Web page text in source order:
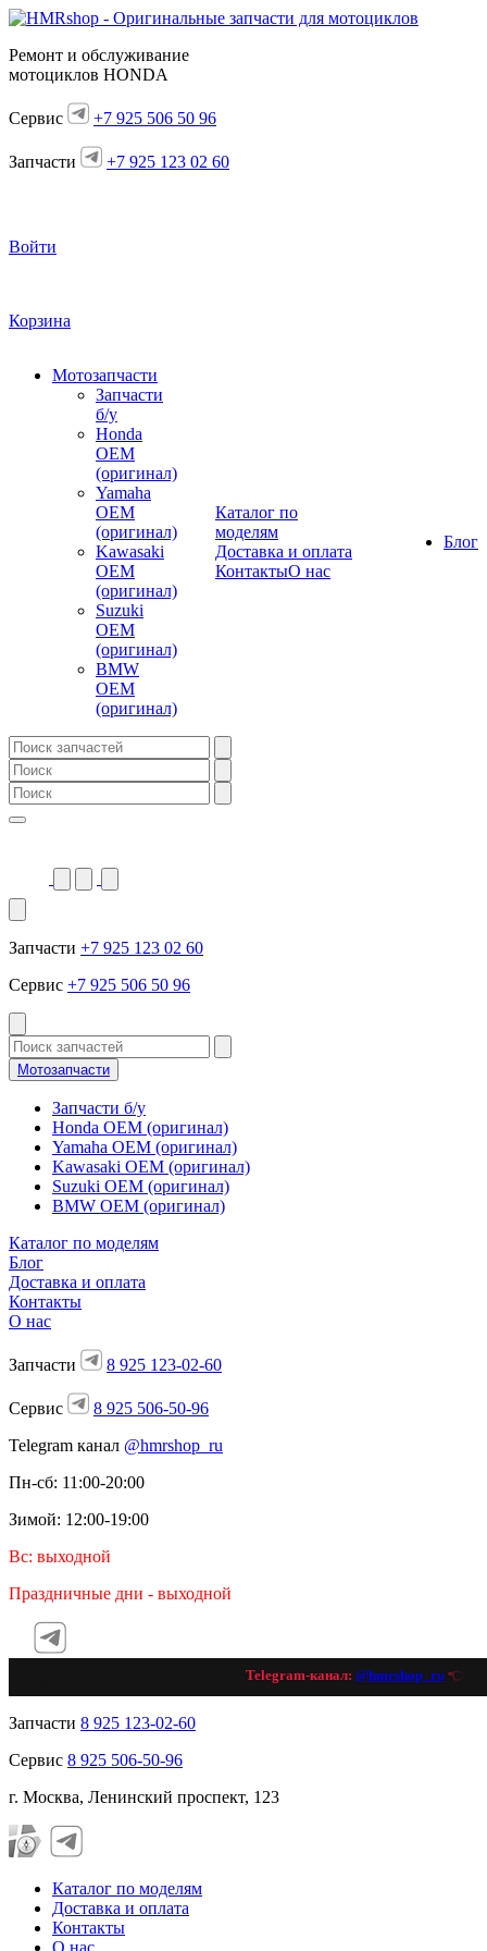
Ремонт и обслуживание
мотоциклов HONDA
Сервис +7 925 506 50 96
Запчасти +7 925 123 02 60
Войти
Корзина
Мотозапчасти
Запчасти
б/у
Honda
OEM
(оригинал)
Yamaha
OEM
(оригинал)
Kawasaki
OEM
(оригинал)
Suzuki
OEM
(оригинал)
BMW
OEM
(оригинал)
Каталог по
моделям
Доставка и оплата
КонтактыО нас
Блог
Запчасти +7 925 123 02 60
Сервис +7 925 506 50 96
Мотозапчасти
Запчасти б/у
Honda OEM (оригинал)
Yamaha OEM (оригинал)
Kawasaki OEM (оригинал)
Suzuki OEM (оригинал)
BMW OEM (оригинал)
Каталог по моделям
Блог
Доставка и оплата
Контакты
О нас
Запчасти 8 925 123-02-60
Сервис
8 925 506-50-96
Telegram канал @hmrshop_ru
Пн-сб: 11:00-20:00
Зимой: 12:00-19:00
Вс: выходной
Праздничные дни - выходной
Telegram-канал:@hmrshop_ru👈
Запчасти 8 925 123-02-60
Сервис 8 925 506-50-96
г. Москва, Ленинский проспект, 123
Каталог по моделям
Доставка и оплата
Контакты
О нас